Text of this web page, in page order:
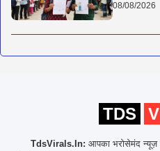
08/08/2026
TDS
TdsVirals.In: आपका भरोसेमंद न्यूज़